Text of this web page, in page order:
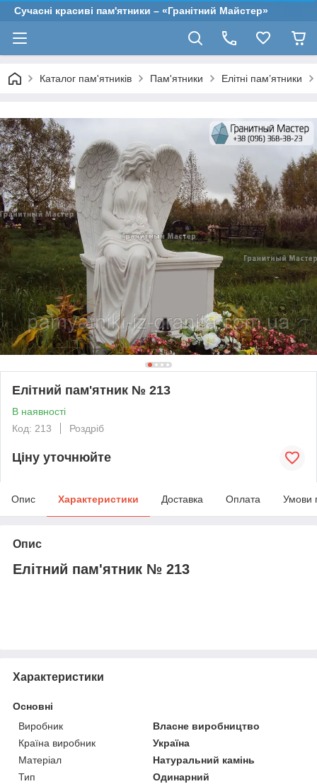
Сучасні красиві пам'ятники – «Гранітний Майстер»
Каталог пам'ятників Пам'ятники Елітні пам’ятники
Елітний пам'ятник № 213
В наявності
Код: 213
Роздріб
Ціну уточнюйте
Опис Характеристики Доставка Оплата Умови
Опис
Елітний пам'ятник № 213
Характеристики
Основні
Виробник
Власне виробництво
Країна виробник
Україна
Матеріал
Натуральний камінь
Тип
Одинарний